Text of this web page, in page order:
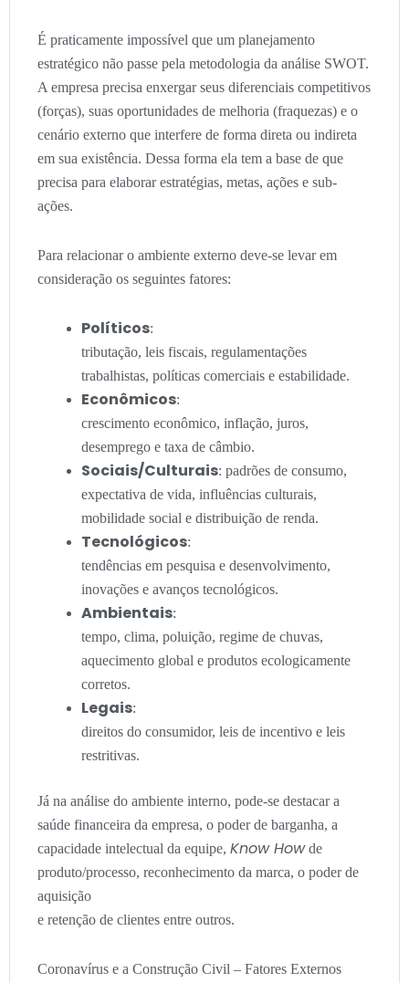
É praticamente impossível que um planejamento
estratégico não passe pela metodologia da análise SWOT.
A empresa precisa enxergar seus diferenciais competitivos
(forças), suas oportunidades de melhoria (fraquezas) e o
cenário externo que interfere de forma direta ou indireta
em sua existência. Dessa forma ela tem a base de que
precisa para elaborar estratégias, metas, ações e sub-
ações.
Para relacionar o ambiente externo deve-se levar em
consideração os seguintes fatores:
Políticos:
tributação, leis fiscais, regulamentações
trabalhistas, políticas comerciais e estabilidade.
Econômicos:
crescimento econômico, inflação, juros,
desemprego e taxa de câmbio.
Sociais/Culturais: padrões de consumo,
expectativa de vida, influências culturais,
mobilidade social e distribuição de renda.
Tecnológicos:
tendências em pesquisa e desenvolvimento,
inovações e avanços tecnológicos.
Ambientais:
tempo, clima, poluição, regime de chuvas,
aquecimento global e produtos ecologicamente
corretos.
Legais:
direitos do consumidor, leis de incentivo e leis
restritivas.
Já na análise do ambiente interno, pode-se destacar a
saúde financeira da empresa, o poder de barganha, a
capacidade intelectual da equipe, Know Howde
produto/processo, reconhecimento da marca, o poder de
aquisição
e retenção de clientes entre outros.
Coronavírus e a Construção Civil – Fatores Externos